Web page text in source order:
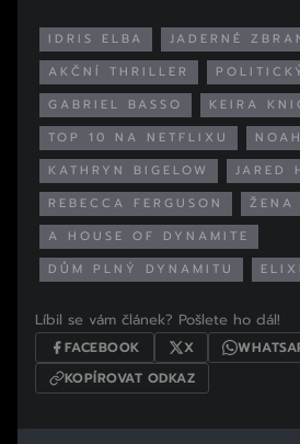
IDRIS ELBA
JADERNÉ
AKČNÍ THRILLER
GABRIEL BASSO
KEIRA
TOP 10 NA NETFLIXU
KATHRYN BIGELOW
JARED
REBECCA FERGUSON
A HOUSE OF DYNAMITE
DŮM PLNÝ DYNAMITU
Líbil se vám článek? Pošlete ho dál!
FACEBOOK X
KOPÍROVAT ODKAZ